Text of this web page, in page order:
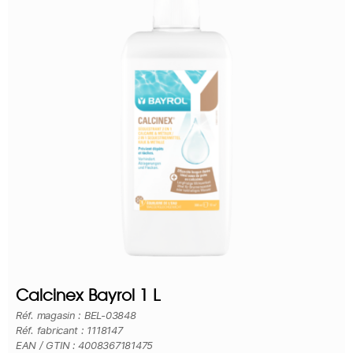
Calcinex Bayrol 1 L
Réf. magasin : BEL-03848
Réf. fabricant : 1118147
EAN / GTIN : 4008367181475